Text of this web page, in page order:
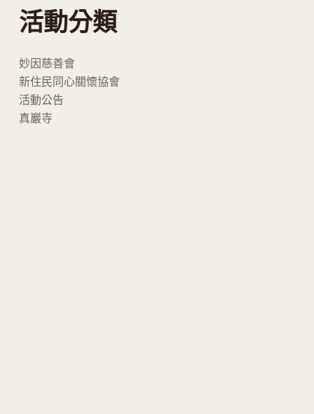
活動分類
妙因慈善會
新住民同心關懷協會
活動公告
真巖寺